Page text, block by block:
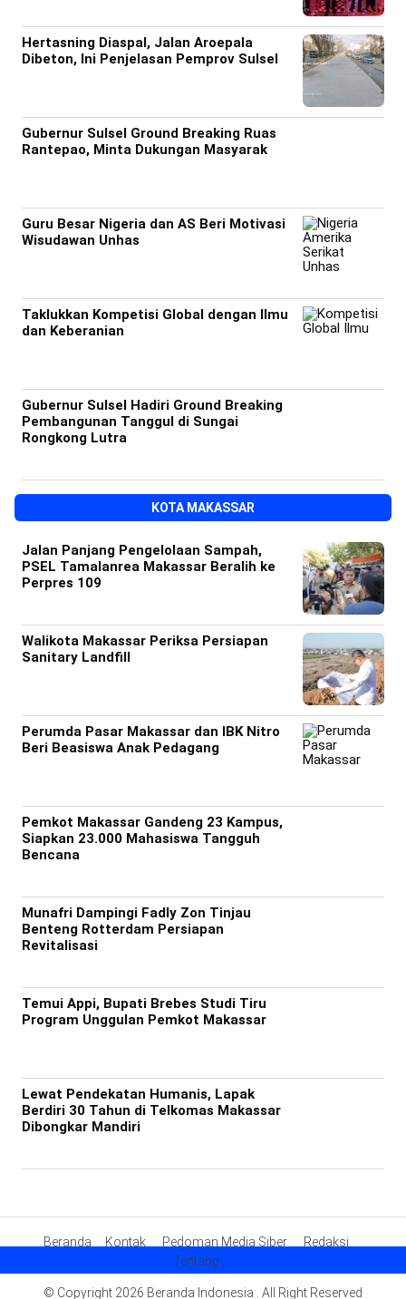
Hertasning Diaspal, Jalan Aroepala
Dibeton, Ini Penjelasan Pemprov Sulsel
Gubernur Sulsel Ground Breaking Ruas
Rantepao, Minta Dukungan Masyarak
Guru Besar Nigeria dan AS Beri Motivasi
Wisudawan Unhas
Taklukkan Kompetisi Global dengan Ilmu
dan Keberanian
Gubernur Sulsel Hadiri Ground Breaking
Pembangunan Tanggul di Sungai
Rongkong Lutra
KOTA MAKASSAR
Jalan Panjang Pengelolaan Sampah,
PSEL Tamalanrea Makassar Beralih ke
Perpres 109
Walikota Makassar Periksa Persiapan
Sanitary Landfill
Perumda Pasar Makassar dan IBK Nitro
Beri Beasiswa Anak Pedagang
Pemkot Makassar Gandeng 23 Kampus,
Siapkan 23.000 Mahasiswa Tangguh
Bencana
Munafri Dampingi Fadly Zon Tinjau
Benteng Rotterdam Persiapan
Revitalisasi
Temui Appi, Bupati Brebes Studi Tiru
Program Unggulan Pemkot Makassar
Lewat Pendekatan Humanis, Lapak
Berdiri 30 Tahun di Telkomas Makassar
Dibongkar Mandiri
Beranda Kontak Pedoman Media Siber
Redaksi
Tentang
© Copyright 2026 Beranda Indonesia . All Right Reserved